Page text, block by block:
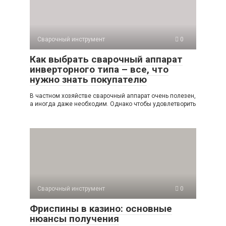
Сварочный инструмент 0
Как выбрать сварочный аппарат
инверторного типа – все, что
нужно знать покупателю
В частном хозяйстве сварочный аппарат очень полезен,
а иногда даже необходим. Однако чтобы удовлетворить
Сварочный инструмент 0
Фриспины в казино: основные
нюансы получения